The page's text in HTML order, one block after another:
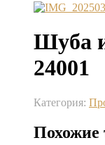
Шуба
24001
Категория:
Похожие